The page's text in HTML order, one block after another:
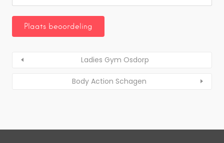
Ladies Gym Osdorp
Body Action Schagen